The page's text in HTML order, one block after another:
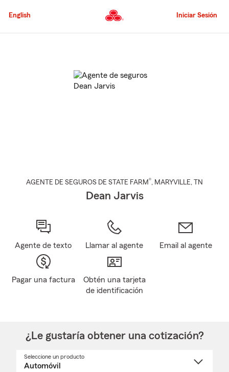
al
principal
English Iniciar Sesión
AGENTE DE SEGUROS DE STATE FARM®, MARYVILLE, TN
Dean Jarvis
Agente de texto Llamar al agente Email al agente
Pagar una factura
Obtén una tarjeta
de identificación
¿Le gustaría obtener una cotización?
Seleccione un producto